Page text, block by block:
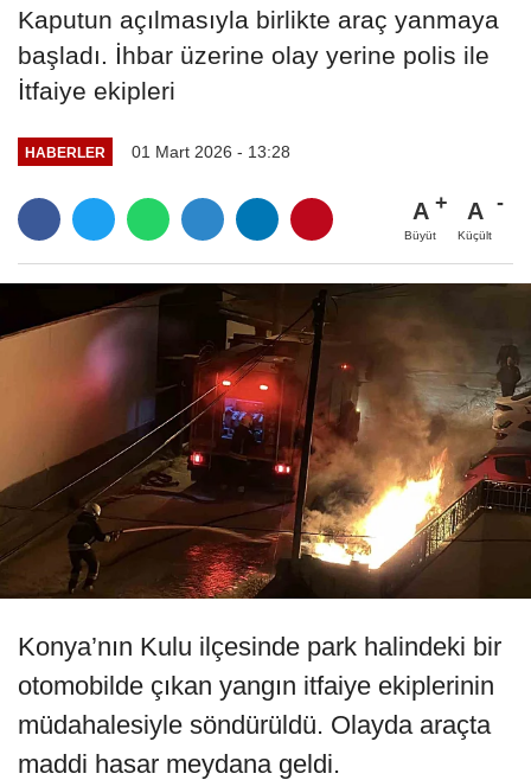
Kaputun açılmasıyla birlikte araç yanmaya
başladı. İhbar üzerine olay yerine polis ile
İtfaiye ekipleri
HABERLER 01 Mart 2026 - 13:28
A
Büyüt
A
Küçült
Konya’nın Kulu ilçesinde park halindeki bir
otomobilde çıkan yangın itfaiye ekiplerinin
müdahalesiyle söndürüldü. Olayda araçta
maddi hasar meydana geldi.